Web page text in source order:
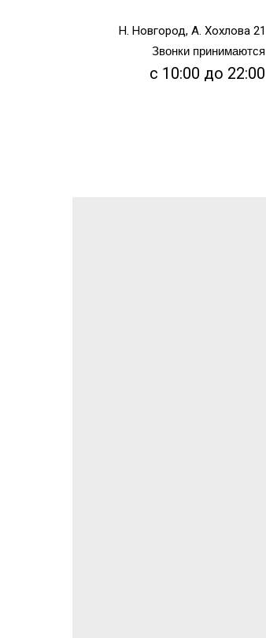
Н. Новгород, А. Хохлова 21
Звонки принимаются
с 10:00 до 22:00